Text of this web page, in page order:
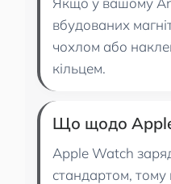
вбудованих
чохлом або
кільцем.
Що щодо
Apple Watch
стандартом, тому